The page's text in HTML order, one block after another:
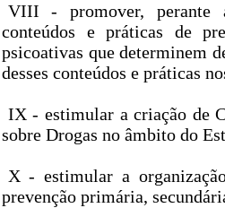
VIII - promover, perante
conteúdos e práticas de
psicoativas que determinem
desses conteúdos e práticas
IX - estimular a criação de
sobre Drogas no âmbito do
X - estimular a
prevenção primária,